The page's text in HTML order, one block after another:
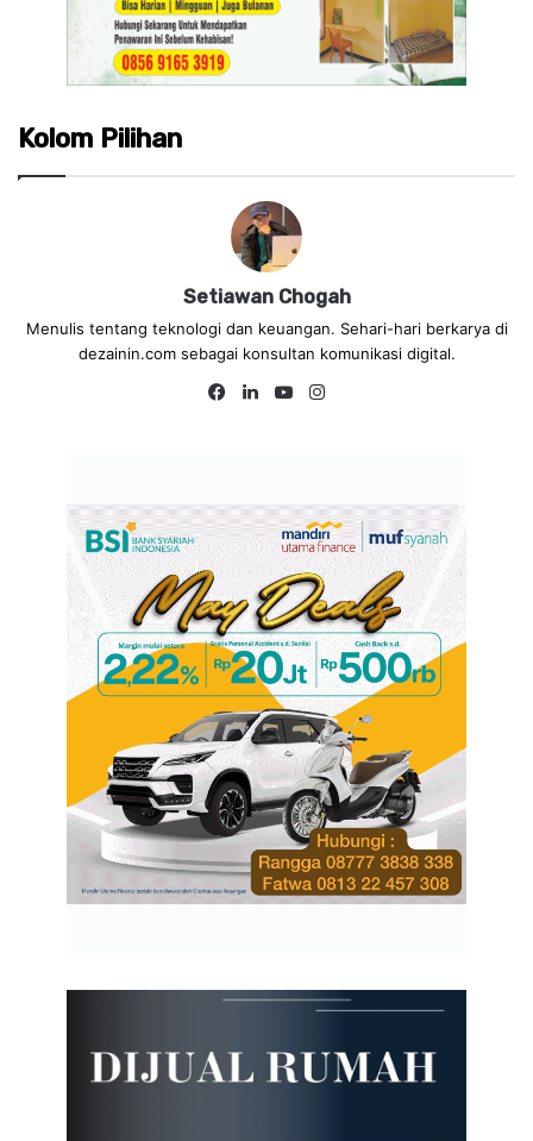
Kolom Pilihan
Setiawan Chogah
Menulis tentang teknologi dan keuangan. Sehari-hari berkarya di
dezainin.com sebagai konsultan komunikasi digital.
Fa
Lin
Yo